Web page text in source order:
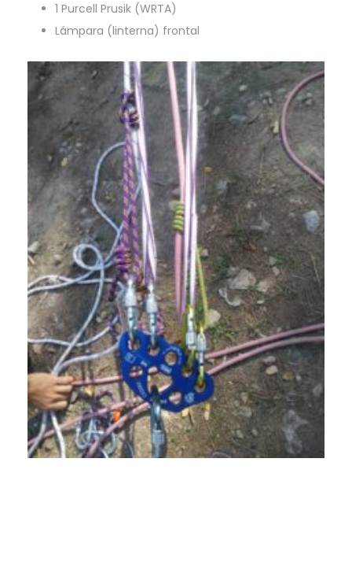
1 Purcell Prusik (WRTA)
Lámpara (linterna) frontal